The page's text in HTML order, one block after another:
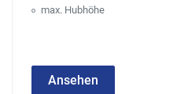
max. Hubhöhe
Ansehen